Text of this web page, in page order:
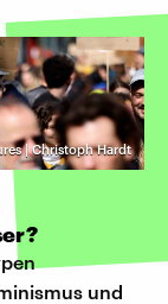
| Christoph Hardt
und